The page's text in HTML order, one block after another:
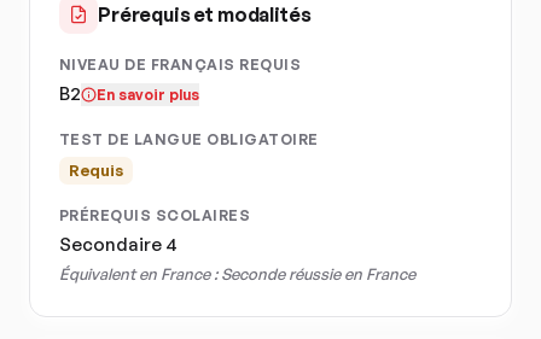
Prérequis et modalités
NIVEAU DE FRANÇAIS REQUIS
B2 En savoir plus
TEST DE LANGUE OBLIGATOIRE
Requis
PRÉREQUIS SCOLAIRES
Secondaire 4
Équivalent en France :Seconde réussie en France